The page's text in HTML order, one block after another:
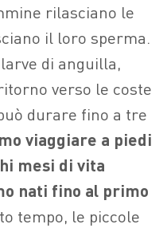
rilasciano le
il loro sperma.
di anguilla,
verso le coste
durare fino a tre
viaggiare a piedi
mesi di vita
nati fino al primo
tempo, le piccole